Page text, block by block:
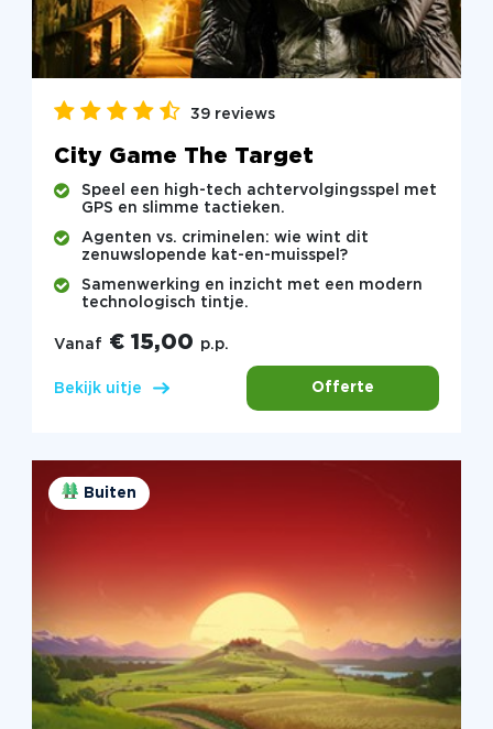
39 reviews
City Game The Target
Speel een high-tech achtervolgingsspel met
GPS en slimme tactieken.
Agenten vs. criminelen: wie wint dit
zenuwslopende kat-en-muisspel?
Samenwerking en inzicht met een modern
technologisch tintje.
Vanaf € 15,00 p.p.
Bekijk uitje Offerte
Buiten